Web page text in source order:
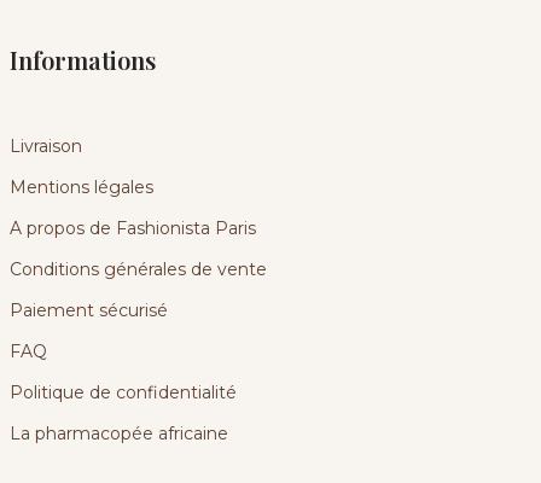
Informations
Livraison
Mentions légales
A propos de Fashionista Paris
Conditions générales de vente
Paiement sécurisé
FAQ
Politique de confidentialité
La pharmacopée africaine